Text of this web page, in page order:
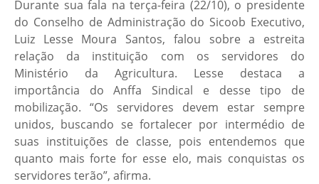
Durante sua fala na terça-feira (22/10), o presidente
do Conselho de Administração do Sicoob Executivo,
Luiz Lesse Moura Santos, falou sobre a estreita
relação da instituição com os servidores do
Ministério da Agricultura. Lesse destaca a
importância do Anffa Sindical e desse tipo de
mobilização. “Os servidores devem estar sempre
unidos, buscando se fortalecer por intermédio de
suas instituições de classe, pois entendemos que
quanto mais forte for esse elo, mais conquistas os
servidores terão”, afirma.